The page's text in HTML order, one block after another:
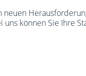
können Sie Ihre